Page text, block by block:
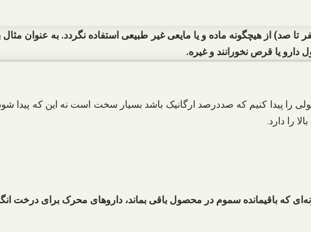
صد) از هیچگونه ماده و یا مایعی غیر طبیعی استفاده نگردد. به عنوان مثال
دارو یا قرص نخورانند و غیره.
را پیدا کنیم که صددرصد ارگانیک باشد بسیار سخت است نه این که پیدا
را دارد.
که باقیمانده سموم در محصول باقی بماند، داروهای محرک برای درخت